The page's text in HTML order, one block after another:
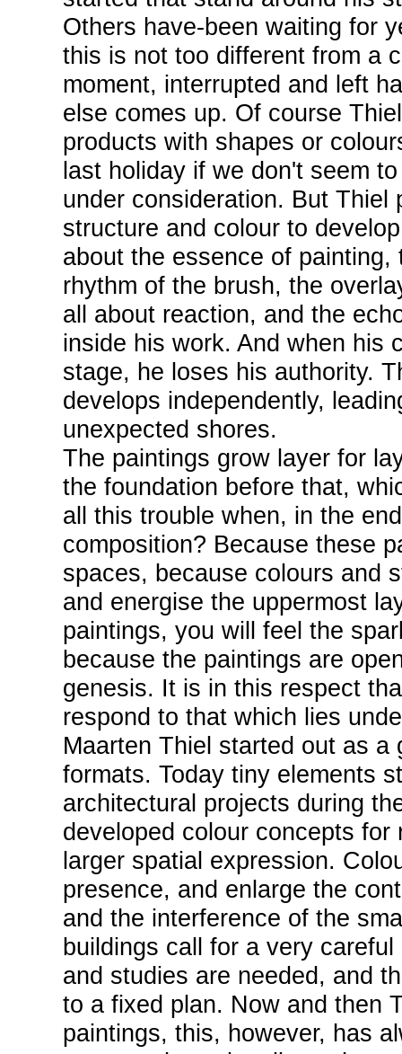
Others have-been waiting for
this is not too different from a
moment, interrupted and left
else comes up. Of course
products with shapes or
last holiday if we don't seem
under consideration. But
structure and colour to
about the essence of
rhythm of the brush, the
all about reaction, and the
inside his work. And when his
stage, he loses his authority.
develops independently,
unexpected shores.
The paintings grow layer for
the foundation before that,
all this trouble when, in the
composition? Because these
spaces, because colours and
and energise the uppermost
paintings, you will feel the
because the paintings are
genesis. It is in this respect
respond to that which lies
Maarten Thiel started out as
formats. Today tiny elements
architectural projects during
developed colour concepts
larger spatial expression.
presence, and enlarge the
and the interference of the
buildings call for a very
and studies are needed, and
to a fixed plan. Now and then
paintings, this, however, has